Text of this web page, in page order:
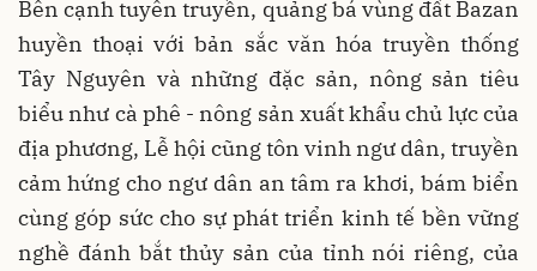
Bên cạnh tuyên truyền, quảng bá vùng đất Bazan
huyền thoại với bản sắc văn hóa truyền thống
Tây Nguyên và những đặc sản, nông sản tiêu
biểu như cà phê - nông sản xuất khẩu chủ lực của
địa phương, Lễ hội cũng tôn vinh ngư dân, truyền
cảm hứng cho ngư dân an tâm ra khơi, bám biển
cùng góp sức cho sự phát triển kinh tế bền vững
nghề đánh bắt thủy sản của tỉnh nói riêng, của